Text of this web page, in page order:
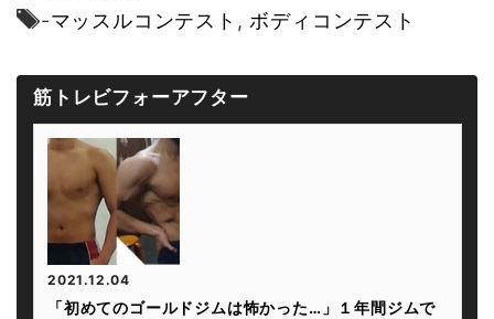
-マッスルコンテスト , ボディコンテスト
筋トレビフォーアフター
2021.12.04
「初めてのゴールドジムは怖かった…」１年間ジムで